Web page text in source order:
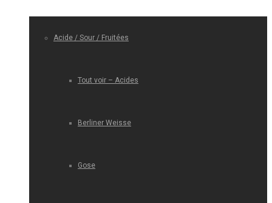
Acide / Sour / Fruitées
Tout voir – Acides
Berliner Weisse
Gose